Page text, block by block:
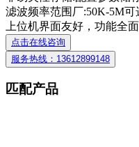
滤波频率范围厂:50K-5M
上位机界面友好，功能全面
点击在线咨询
服务热线：13612899148
匹配产品